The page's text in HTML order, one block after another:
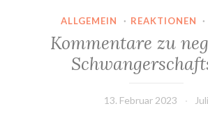
ALLGEMEIN · REAKTIONEN ·
Kommentare zu
13. Februar 2023 Juli